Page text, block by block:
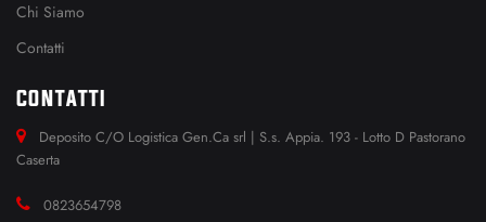
Chi Siamo
Contatti
CONTATTI
Deposito C/O Logistica Gen.Ca srl | S.s. Appia. 193 - Lotto D Pastorano
Caserta
0823654798